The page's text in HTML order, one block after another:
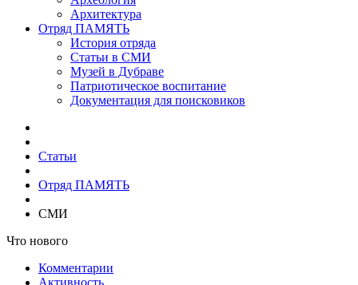
Архитектура
Отряд ПАМЯТЬ
История отряда
Статьи в СМИ
Музей в Дубраве
Патриотическое воспитание
Документация для поисковиков
Статьи
Отряд ПАМЯТЬ
СМИ
Что нового
Комментарии
Активность